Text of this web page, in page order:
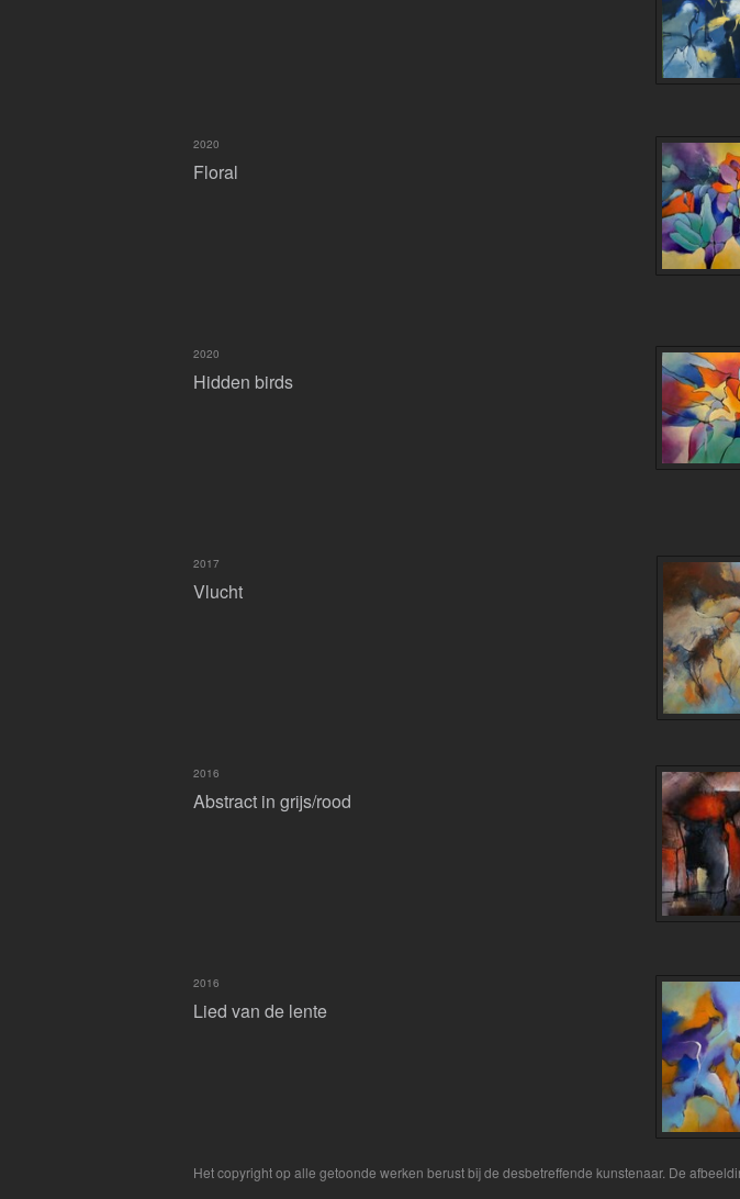
Floral
2020
Hidden birds
2020
Vlucht
2017
Abstract in grijs/rood
2016
Lied van de lente
2016
Het copyright op alle getoonde werken berust bij de desbetreffende kunstenaar. De